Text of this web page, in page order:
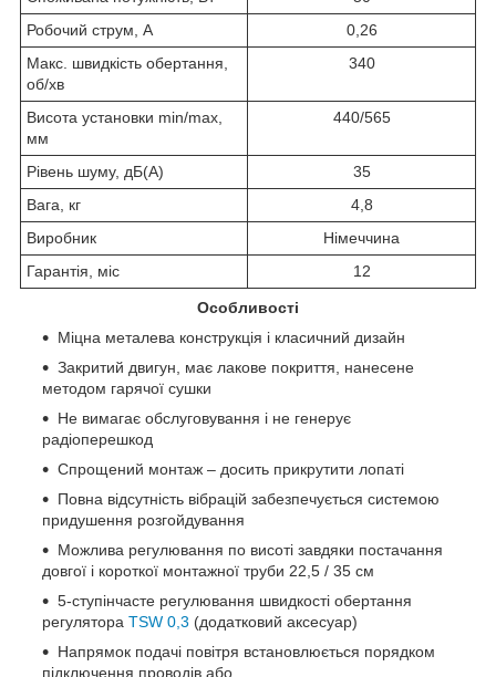
Робочий струм, А
0,26
Макс. швидкість обертання,
об/хв
340
Висота установки min/max,
мм
440/565
Рівень шуму, дБ(А)
35
Вага, кг
4,8
Виробник
Німеччина
Гарантія, міс
12
Особливості
Міцна металева конструкція і класичний дизайн
Закритий двигун, має лакове покриття, нанесене
методом гарячої сушки
Не вимагає обслуговування і не генерує
радіоперешкод
Спрощений монтаж – досить прикрутити лопаті
Повна відсутність вібрацій забезпечується системою
придушення розгойдування
Можлива регулювання по висоті завдяки постачання
довгої і короткої монтажної труби 22,5 / 35 см
5-ступінчасте регулювання швидкості обертання
регулятора TSW 0,3 (додатковий аксесуар)
Напрямок подачі повітря встановлюється порядком
підключення проводів або